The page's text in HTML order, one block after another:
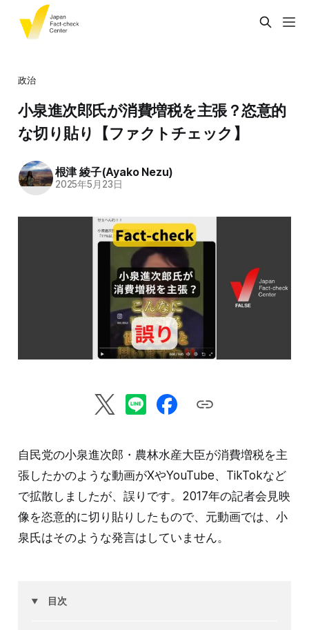
政治
小泉進次郎氏が消費増税を主張？恣意的
な切り貼り【ファクトチェック】
根津 綾子(Ayako Nezu)
2025年5月23日
自民党の小泉進次郎・農林水産大臣が消費増税を主
張したかのような動画がXやYouTube、TikTokなど
で拡散しましたが、誤りです。2017年の記者会見映
像を恣意的に切り貼りしたもので、元動画では、小
泉氏はそのような発言はしていません。
目次